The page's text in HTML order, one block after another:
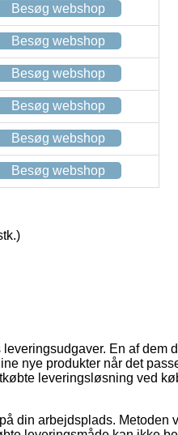
Besøg webshop
Besøg webshop
Besøg webshop
Besøg webshop
Besøg webshop
Besøg webshop
En af dem
nye produkter når det
leveringsløsning ved
din arbejdsplads. Metoden